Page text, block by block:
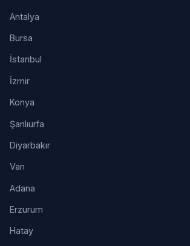
Antalya
Bursa
İstanbul
İzmir
Konya
Şanlıurfa
Diyarbakır
Van
Adana
Erzurum
Hatay